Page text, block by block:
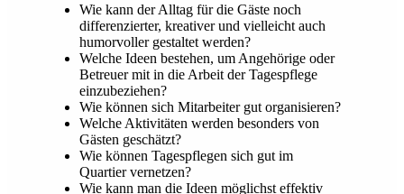
Wie kann der Alltag für die Gäste noch
differenzierter, kreativer und vielleicht auch
humorvoller gestaltet werden?
Welche Ideen bestehen, um Angehörige oder
Betreuer mit in die Arbeit der Tagespflege
einzubeziehen?
Wie können sich Mitarbeiter gut organisieren?
Welche Aktivitäten werden besonders von
Gästen geschätzt?
Wie können Tagespflegen sich gut im
Quartier vernetzen?
Wie kann man die Ideen möglichst effektiv